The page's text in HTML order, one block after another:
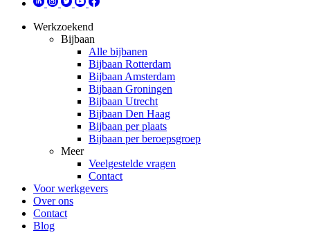
Werkzoekend
Bijbaan
Alle bijbanen
Bijbaan Rotterdam
Bijbaan Amsterdam
Bijbaan Groningen
Bijbaan Utrecht
Bijbaan Den Haag
Bijbaan per plaats
Bijbaan per beroepsgroep
Meer
Veelgestelde vragen
Contact
Voor werkgevers
Over ons
Contact
Blog